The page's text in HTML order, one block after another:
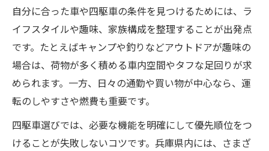
自分に合った車や四駆車の条件を見つけるためには、ラ
イフスタイルや趣味、家族構成を整理することが出発点
です。たとえばキャンプや釣りなどアウトドアが趣味の
場合は、荷物が多く積める車内空間やタフな足回りが求
められます。一方、日々の通勤や買い物が中心なら、運
転のしやすさや燃費も重要です。
四駆車選びでは、必要な機能を明確にして優先順位をつ
けることが失敗しないコツです。兵庫県内には、さまざ